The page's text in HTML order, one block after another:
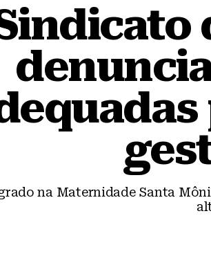
na Maternidade Santa